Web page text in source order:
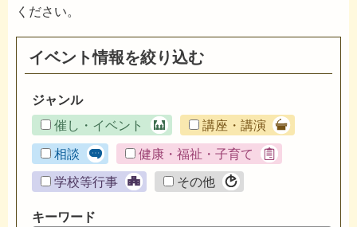
ください。
イベント情報を絞り込む
ジャンル
催し・イベント
講座・講演
相談 健康・福祉・子育て
学校等行事 その他
キーワード